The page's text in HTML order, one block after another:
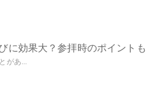
に効果大？参拝時のポイントも
があ...